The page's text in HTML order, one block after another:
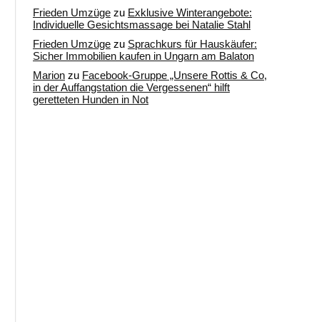
Frieden Umzüge zu Exklusive Winterangebote:
Individuelle Gesichtsmassage bei Natalie Stahl
Frieden Umzüge zu Sprachkurs für Hauskäufer:
Sicher Immobilien kaufen in Ungarn am Balaton
Marion zu Facebook-Gruppe „Unsere Rottis & Co,
in der Auffangstation die Vergessenen“ hilft
geretteten Hunden in Not